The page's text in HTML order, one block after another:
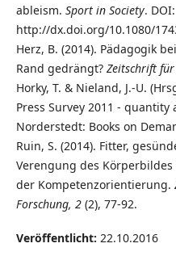
ableism. Sport in Society. DOI:
http://dx.doi.org/10.1080/
Herz, B. (2014). Pädagogik
Rand gedrängt? Zeitschrift
Horky, T. & Nieland, J.-U.
Press Survey 2011 -
Norderstedt: Books on
Ruin, S. (2014). Fitter,
Verengung des
der Kompetenzorientierung.
Forschung, 2(2), 77-92.
Veröffentlicht: 22.10.2016